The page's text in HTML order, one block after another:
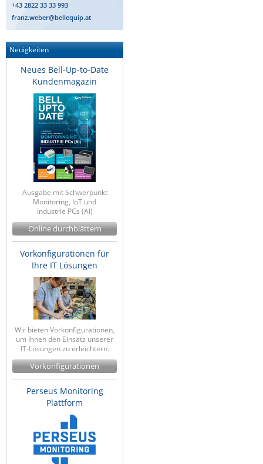
+43 2822 33 33 993
franz.weber@bellequip.at
Neuigkeiten
Neues Bell-Up-to-Date
Kundenmagazin
Ausgabe mit Schwerpunkt
Monitoring, IoT und
Industrie PCs (AI)
Online durchblättern
Vorkonfigurationen für
Ihre IT Lösungen
Wir bieten Vorkonfigurationen,
um Ihnen den Einsatz unserer
IT-Lösungen zu erleichtern.
Vorkonfigurationen
Perseus Monitoring
Plattform